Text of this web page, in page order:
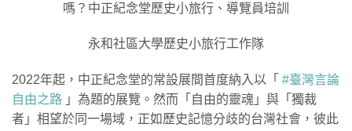
嗎？中正紀念堂歷史小旅行、導覽員培訓
永和社區大學歷史小旅行工作隊
2022年起，中正紀念堂的常設展間首度納入以「 #臺灣言論
自由之路 」為題的展覽。然而「自由的靈魂」與「獨裁
者」相望於同一場域，正如歷史記憶分歧的台灣社會，彼此